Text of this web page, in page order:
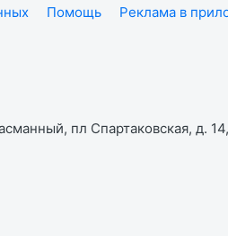
Помощь Реклама в
пл Спартаковская, д.